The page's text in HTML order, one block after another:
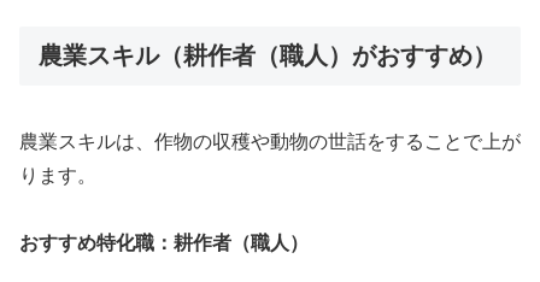
農業スキル（耕作者（職人）がおすすめ）
農業スキルは、作物の収穫や動物の世話をすることで上が
ります。
おすすめ特化職：耕作者（職人）